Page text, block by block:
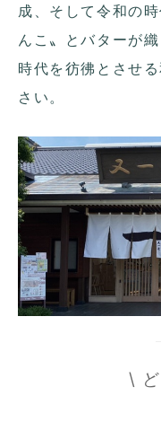
成、そして令和の
んこ〟とバターが
時代を彷彿とさせ
さい。
\